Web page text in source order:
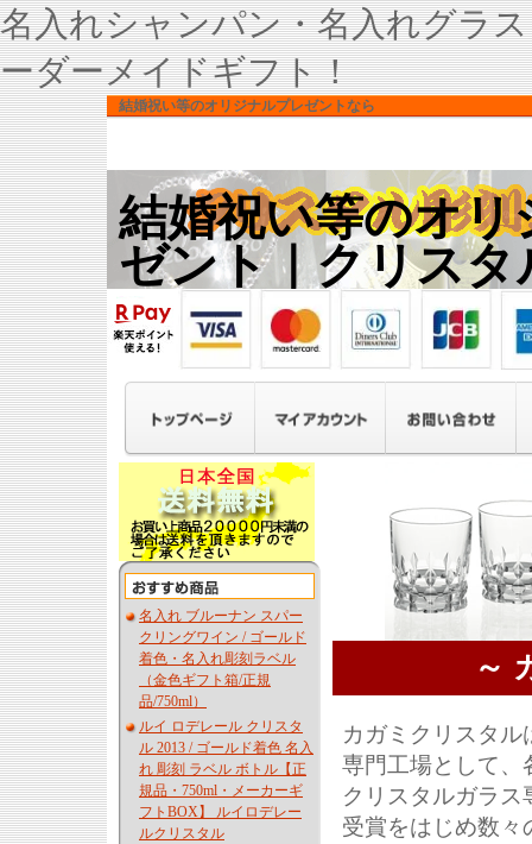
名入れシャンパン・名入れグラ
ーダーメイドギフト！
結婚祝い等のオリジナルプレゼントなら
結婚祝い等のオリ
ゼント｜クリスタ
名入れ ブルーナン スパー
クリングワイン / ゴールド
着色・名入れ彫刻ラベル
（金色ギフト箱/正規
品/750ml）
ルイ ロデレール クリスタ
ル 2013 / ゴールド着色 名入
れ 彫刻 ラベル ボトル【正
規品・750ml・メーカーギ
フトBOX】 ルイロデレー
ルクリスタル
～
カガミクリスタ
専門工場として、
クリスタルガラ
受賞をはじめ数々